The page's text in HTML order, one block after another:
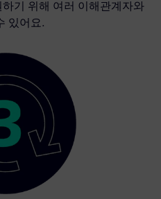
기 위해 여러 이해관계자와
있어요.